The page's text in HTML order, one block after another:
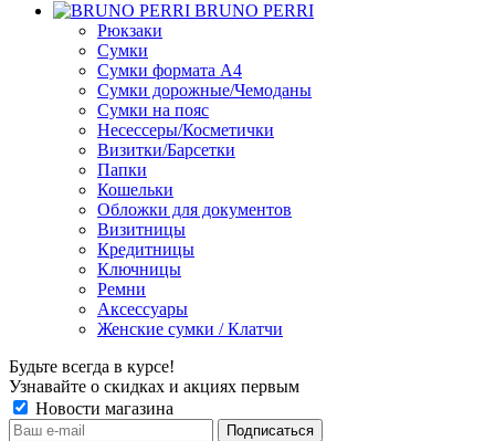
BRUNO PERRI
Рюкзаки
Сумки
Сумки формата А4
Сумки дорожные/Чемоданы
Сумки на пояс
Несессеры/Косметички
Визитки/Барсетки
Папки
Кошельки
Обложки для документов
Визитницы
Кредитницы
Ключницы
Ремни
Аксессуары
Женские сумки / Клатчи
Будьте всегда в курсе!
Узнавайте о скидках и акциях первым
Новости магазина